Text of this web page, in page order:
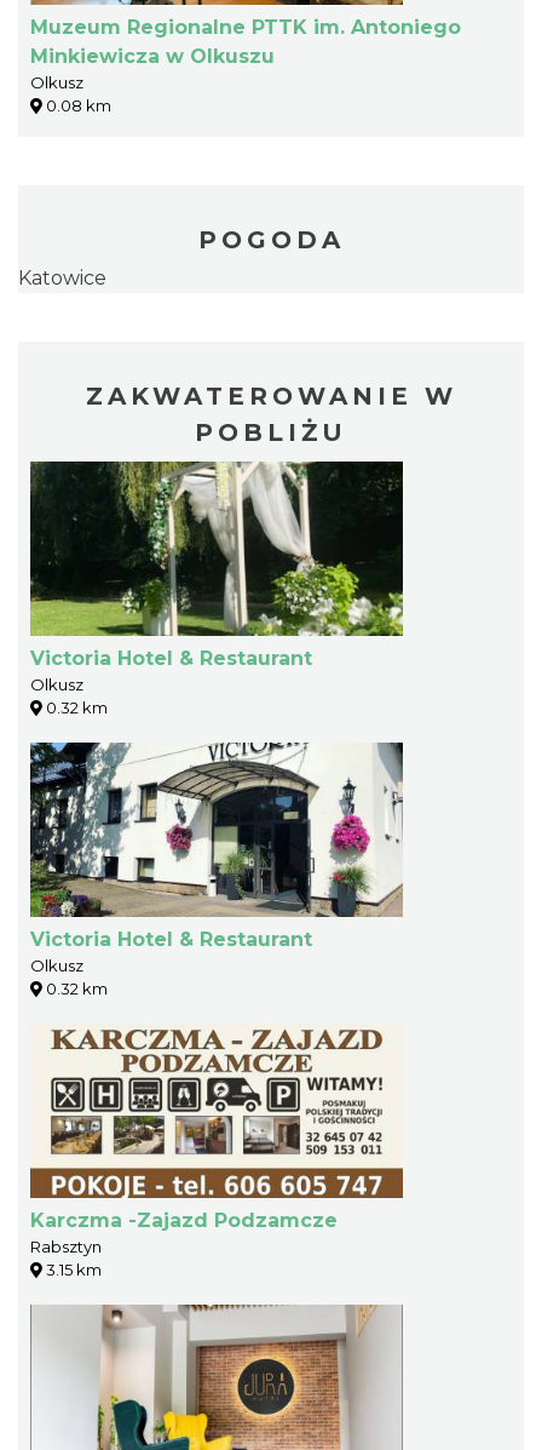
Muzeum Regionalne PTTK im. Antoniego
Minkiewicza w Olkuszu
Olkusz
0.08 km
POGODA
Katowice
ZAKWATEROWANIE W
POBLIŻU
Victoria Hotel & Restaurant
Olkusz
0.32 km
Victoria Hotel & Restaurant
Olkusz
0.32 km
Karczma -Zajazd Podzamcze
Rabsztyn
3.15 km